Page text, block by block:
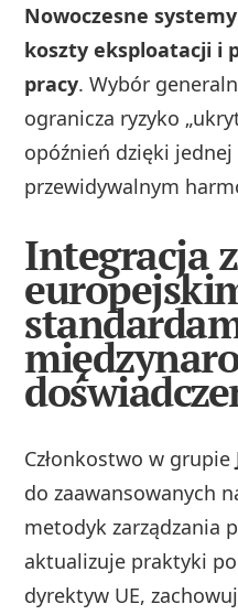
Nowoczesne
koszty eksploatacji i
pracy. Wybór
ogranicza ryzyko
opóźnień dzięki
przewidywalnym
Integracja z
Członkostwo w grupie
do zaawansowanych
metodyk zarządzania
aktualizuje praktyki
dyrektyw UE,